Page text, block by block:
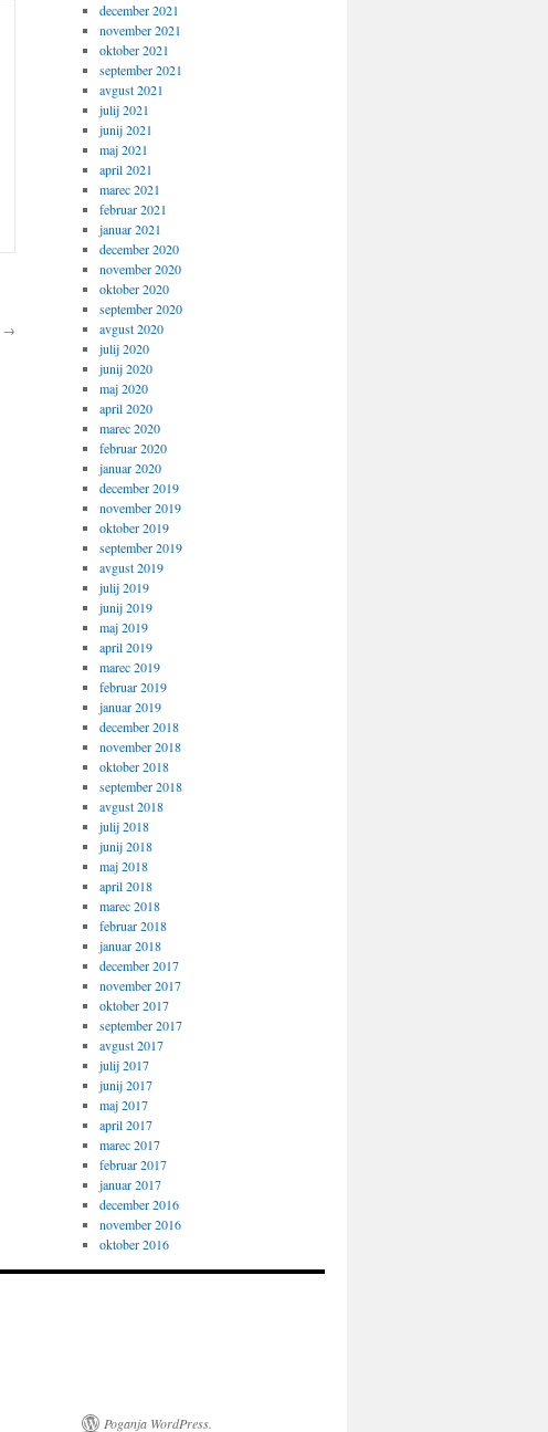
→
december 2021
november 2021
oktober 2021
september 2021
avgust 2021
julij 2021
junij 2021
maj 2021
april 2021
marec 2021
februar 2021
januar 2021
december 2020
november 2020
oktober 2020
september 2020
avgust 2020
julij 2020
junij 2020
maj 2020
april 2020
marec 2020
februar 2020
januar 2020
december 2019
november 2019
oktober 2019
september 2019
avgust 2019
julij 2019
junij 2019
maj 2019
april 2019
marec 2019
februar 2019
januar 2019
december 2018
november 2018
oktober 2018
september 2018
avgust 2018
julij 2018
junij 2018
maj 2018
april 2018
marec 2018
februar 2018
januar 2018
december 2017
november 2017
oktober 2017
september 2017
avgust 2017
julij 2017
junij 2017
maj 2017
april 2017
marec 2017
februar 2017
januar 2017
december 2016
november 2016
oktober 2016
Poganja WordPress.